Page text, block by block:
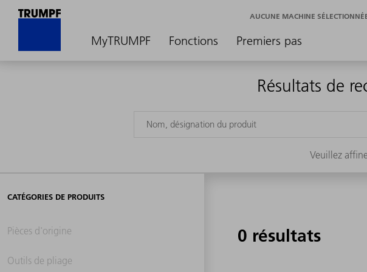
MyTRUMPF Fonctions Premiers pas
AUCUNE MACHINE
Résultats de
Veuillez
CATÉGORIES DE PRODUITS
Pièces d'origine
Outils de pliage
0 résultats